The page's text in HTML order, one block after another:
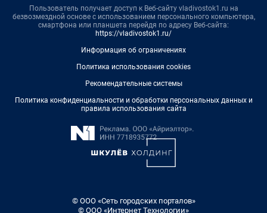
Пользователь получает доступ к Веб-сайту vladivostok1.ru на
безвозмездной основе с использованием персонального компьютера,
смартфона или планшета перейдя по адресу Веб-сайта:
https://vladivostok1.ru/
Информация об ограничениях
Политика использования cookies
Рекомендательные системы
Политика конфиденциальности и обработки персональных данных и
правила использования сайта
© ООО «Сеть городских порталов»
© ООО «Интернет Технологии»